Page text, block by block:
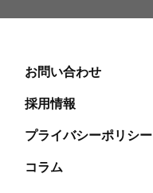
お問い合わせ
採用情報
プライバシーポリシー
コラム